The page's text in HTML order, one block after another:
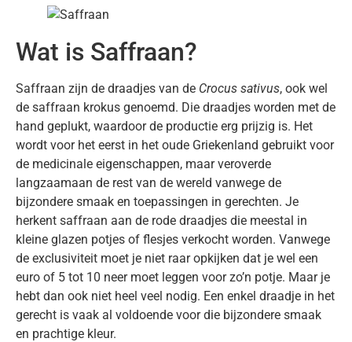
Wat is Saffraan?
Saffraan zijn de draadjes van de Crocus sativus, ook wel
de saffraan krokus genoemd. Die draadjes worden met de
hand geplukt, waardoor de productie erg prijzig is. Het
wordt voor het eerst in het oude Griekenland gebruikt voor
de medicinale eigenschappen, maar veroverde
langzaamaan de rest van de wereld vanwege de
bijzondere smaak en toepassingen in gerechten. Je
herkent saffraan aan de rode draadjes die meestal in
kleine glazen potjes of flesjes verkocht worden. Vanwege
de exclusiviteit moet je niet raar opkijken dat je wel een
euro of 5 tot 10 neer moet leggen voor zo’n potje. Maar je
hebt dan ook niet heel veel nodig. Een enkel draadje in het
gerecht is vaak al voldoende voor die bijzondere smaak
en prachtige kleur.